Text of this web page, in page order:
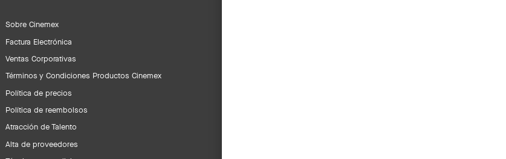
Sobre Cinemex
Factura Electrónica
Ventas Corporativas
Términos y Condiciones Productos Cinemex
Política de precios
Política de reembolsos
Atracción de Talento
Alta de proveedores